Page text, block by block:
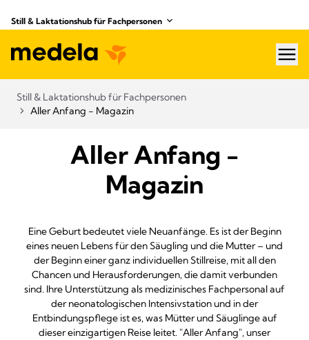
Still & Laktationshub für Fachpersonen
Still & Laktationshub für Fachpersonen
Aller Anfang - Magazin
Aller Anfang -
Magazin
Eine Geburt bedeutet viele Neuanfänge. Es ist der Beginn
eines neuen Lebens für den Säugling und die Mutter – und
der Beginn einer ganz individuellen Stillreise, mit all den
Chancen und Herausforderungen, die damit verbunden
sind. Ihre Unterstützung als medizinisches Fachpersonal auf
der neonatologischen Intensivstation und in der
Entbindungspflege ist es, was Mütter und Säuglinge auf
dieser einzigartigen Reise leitet. "Aller Anfang", unser